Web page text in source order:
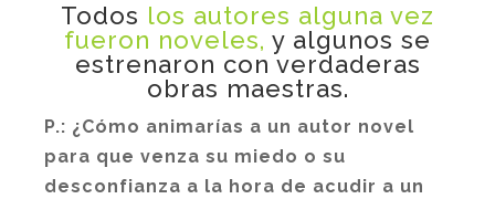
Todos los autores alguna vez
fueron noveles, y algunos se
estrenaron con verdaderas
obras maestras.
P.: ¿Cómo animarías a un autor novel
para que venza su miedo o su
desconfianza a la hora de acudir a un